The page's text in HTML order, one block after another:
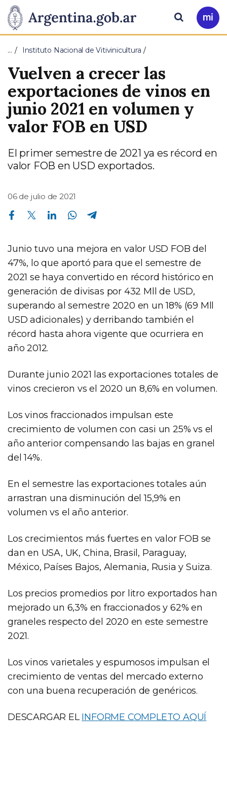
Presidencia
de
la
Nación
Pasar al contenido principal
Ir
a
Buscar
… Instituto Nacional de Vitivinicultura
Vuelven a crecer las
exportaciones de vinos en
junio 2021 en volumen y
valor FOB en USD
El primer semestre de 2021 ya es récord en
valor FOB en USD exportados.
06 de julio de 2021
Compartir en Facebook Compartir en Twitter Compartir en Linkedin Compartir en Whatsapp
Junio tuvo una mejora en valor USD FOB del
47%, lo que aportó para que el semestre de
2021 se haya convertido en récord histórico en
generación de divisas por 432 Mll de USD,
superando al semestre 2020 en un 18% (69 Mll
USD adicionales) y derribando también el
récord hasta ahora vigente que ocurriera en
año 2012.
Durante junio 2021 las exportaciones totales de
vinos crecieron vs el 2020 un 8,6% en volumen.
Los vinos fraccionados impulsan este
crecimiento de volumen con casi un 25% vs el
año anterior compensando las bajas en granel
del 14%.
En el semestre las exportaciones totales aún
arrastran una disminución del 15,9% en
volumen vs el año anterior.
Los crecimientos más fuertes en valor FOB se
dan en USA, UK, China, Brasil, Paraguay,
México, Países Bajos, Alemania, Rusia y Suiza.
Los precios promedios por litro exportados han
mejorado un 6,3% en fraccionados y 62% en
graneles respecto del 2020 en este semestre
2021.
Los vinos varietales y espumosos impulsan el
crecimiento de ventas del mercado externo
con una buena recuperación de genéricos.
DESCARGAR ELINFORME COMPLETO AQUÍ